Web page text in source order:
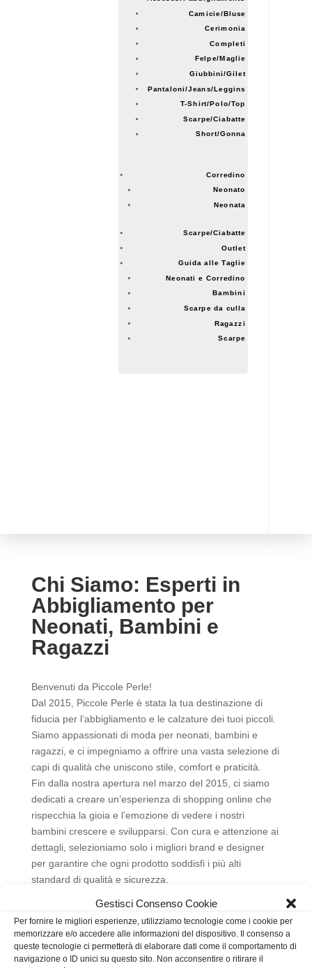
Gestisci Consenso Cookie
Per fornire le migliori esperienze, utilizziamo tecnologie come i cookie per
memorizzare e/o accedere alle informazioni del dispositivo. Il consenso a
queste tecnologie ci permetterà di elaborare dati come il comportamento di
navigazione o ID unici su questo sito. Non acconsentire o ritirare il
Camicie/Bluse
Cerimonia
Completi
Felpe/Maglie
Giubbini/Gilet
Pantaloni/Jeans/Leggins
T-Shirt/Polo/Top
Scarpe/Ciabatte
Short/Gonna
Corredino
Neonato
Neonata
Scarpe/Ciabatte
Outlet
Guida alle Taglie
Neonati e Corredino
Bambini
Scarpe da culla
Ragazzi
Scarpe
Chi Siamo: Esperti in
Abbigliamento per
Neonati, Bambini e
Ragazzi
Benvenuti da Piccole Perle!
Dal 2015, Piccole Perle è stata la tua destinazione di
fiducia per l’abbigliamento e le calzature dei tuoi piccoli.
Siamo appassionati di moda per neonati, bambini e
ragazzi, e ci impegniamo a offrire una vasta selezione di
capi di qualità che uniscono stile, comfort e praticità.
Fin dalla nostra apertura nel marzo del 2015, ci siamo
dedicati a creare un’esperienza di shopping online che
rispecchia la gioia e l’emozione di vedere i nostri
bambini crescere e svilupparsi. Con cura e attenzione ai
dettagli, selezioniamo solo i migliori brand e designer
per garantire che ogni prodotto soddisfi i più alti
standard di qualità e sicurezza.
l’abbigliamento. Siamo qui per fornire opzioni che si
adattino al loro stile unico e che accompagnino ogni
momento della loro crescita, dalla tenera età neonatale